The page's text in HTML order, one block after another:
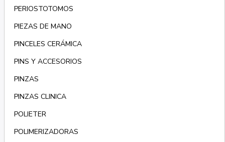
PERIOSTOTOMOS
PIEZAS DE MANO
PINCELES CERÁMICA
PINS Y ACCESORIOS
PINZAS
PINZAS CLINICA
POLIETER
POLIMERIZADORAS